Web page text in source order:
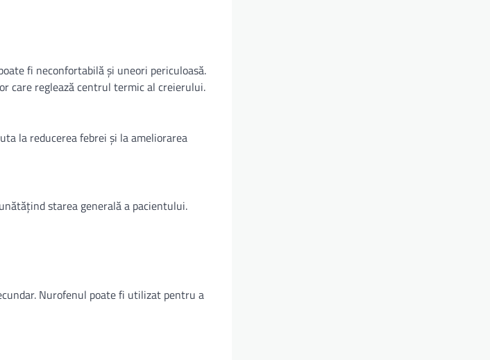
fi neconfortabilă și uneori periculoasă.
care reglează centrul termic al creierului.
la reducerea febrei și la ameliorarea
starea generală a pacientului.
Nurofenul poate fi utilizat pentru a